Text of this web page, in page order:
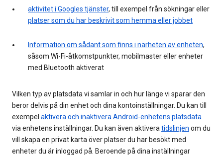
aktivitet i Googles tjänster, till exempel från sökningar eller
platser som du har beskrivit som hemma eller jobbet
Information om sådant som finns i närheten av enheten,
såsom Wi-Fi-åtkomstpunkter, mobilmaster eller enheter
med Bluetooth aktiverat
Vilken typ av platsdata vi samlar in och hur länge vi sparar den
beror delvis på din enhet och dina kontoinställningar. Du kan till
exempel aktivera och inaktivera Android-enhetens platsdata
via enhetens inställningar. Du kan även aktivera tidslinjen om du
vill skapa en privat karta över platser du har besökt med
enheter du är inloggad på. Beroende på dina inställningar